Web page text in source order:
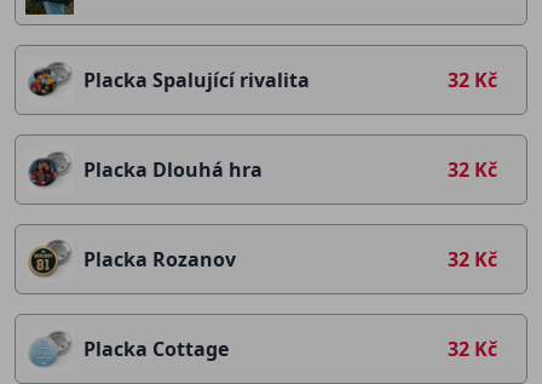
Placka Spalující rivalita 32 Kč
Placka Dlouhá hra 32 Kč
Placka Rozanov 32 Kč
Placka Cottage 32 Kč